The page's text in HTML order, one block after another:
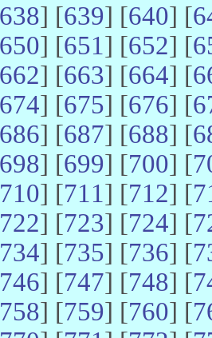
638] [639] [640] [
650] [651] [652] [
662] [663] [664] [
674] [675] [676] [
686] [687] [688] [
698] [699] [700] [
710] [711] [712] [
722] [723] [724] [
734] [735] [736] [
746] [747] [748] [
758] [759] [760] [